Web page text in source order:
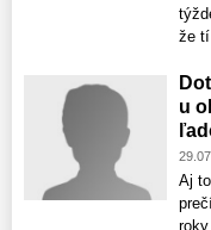
že tí
u
Aj